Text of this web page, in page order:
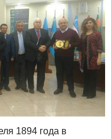
1894 года в